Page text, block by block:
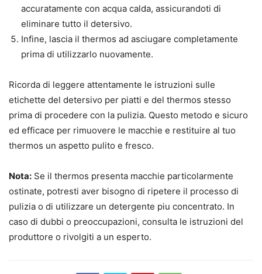
accuratamente con acqua calda, assicurandoti di
eliminare tutto il detersivo.
Infine, lascia il thermos ad asciugare completamente
prima di utilizzarlo nuovamente.
Ricorda di leggere attentamente le istruzioni sulle
etichette del detersivo per piatti e del thermos stesso
prima di procedere con la pulizia. Questo metodo e sicuro
ed efficace per rimuovere le macchie e restituire al tuo
thermos un aspetto pulito e fresco.
Nota: Se il thermos presenta macchie particolarmente
ostinate, potresti aver bisogno di ripetere il processo di
pulizia o di utilizzare un detergente piu concentrato. In
caso di dubbi o preoccupazioni, consulta le istruzioni del
produttore o rivolgiti a un esperto.